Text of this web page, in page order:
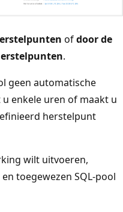
ofdoor de
.
geen automatische
enkele uren of maakt u
herstelpunt
wilt uitvoeren,
toegewezen SQL-pool